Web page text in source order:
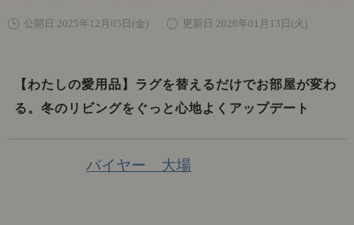
公開日 2025年12月05日(金) 更新日 2026年01月13日(火)
【わたしの愛用品】ラグを替えるだけでお部屋が変わ
る。冬のリビングをぐっと心地よくアップデート
バイヤー 大場